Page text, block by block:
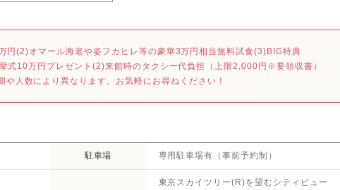
円(2)オマール海老や姿フカヒレ等の豪華3万円相当無料試食(3)BIG特典
式10万円プレゼント(2)来館時のタクシー代負担（上限2,000円※要領収書）
人数により異なります。お気軽にお尋ねください！
駐車場 専用駐車場有（事前予約制）
東京スカイツリー(R)を望むシティビュー